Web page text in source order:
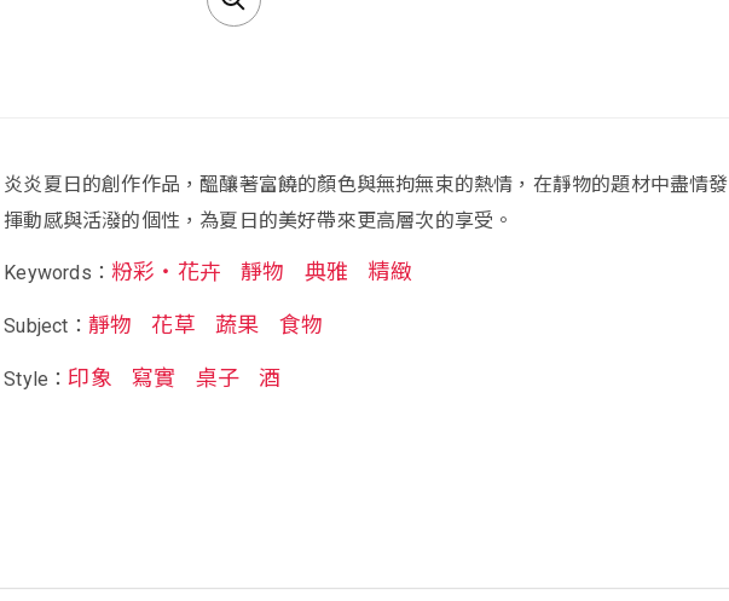
炎炎夏日的創作作品，醞釀著富饒的顏色與無拘無束的熱情，在靜物的題材中盡情發
揮動感與活潑的個性，為夏日的美好帶來更高層次的享受。
Keywords：粉彩‧花卉 靜物 典雅 精緻
Subject： 靜物 花草 蔬果 食物
Style：印象 寫實 桌子 酒